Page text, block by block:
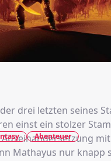
drei letzten seines
einst ein stolzer
Mathayus nur knapp
Abenteuer